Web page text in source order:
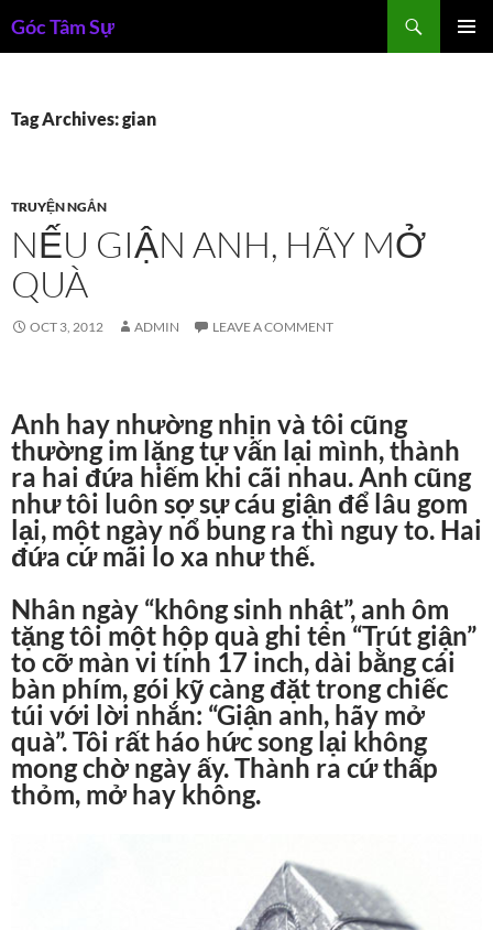
toGóc Tâm Sự
Tag Archives: gian
TRUYỆN NGẮN
NẾU GIẬN ANH, HÃY MỞ
QUÀ
OCT 3, 2012 ADMIN LEAVE A COMMENT
Anh hay nhường nhịn và tôi cũng
thường im lặng tự vấn lại mình, thành
ra hai đứa hiếm khi cãi nhau. Anh cũng
như tôi luôn sợ sự cáu giận để lâu gom
lại, một ngày nổ bung ra thì nguy to. Hai
đứa cứ mãi lo xa như thế.
Nhân ngày “không sinh nhật”, anh ôm
tặng tôi một hộp quà ghi tên “Trút giận”
to cỡ màn vi tính 17 inch, dài bằng cái
bàn phím, gói kỹ càng đặt trong chiếc
túi với lời nhắn: “Giận anh, hãy mở
quà”. Tôi rất háo hức song lại không
mong chờ ngày ấy. Thành ra cứ thấp
thỏm, mở hay không.